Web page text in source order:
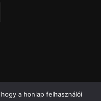
a honlap felhasználói